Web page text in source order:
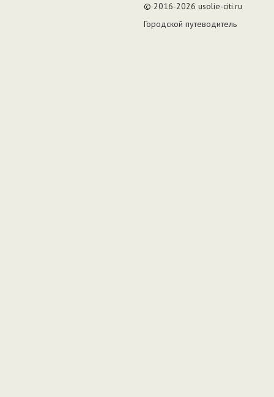
© 2016-2026 usolie-citi.ru
Городской путеводитель